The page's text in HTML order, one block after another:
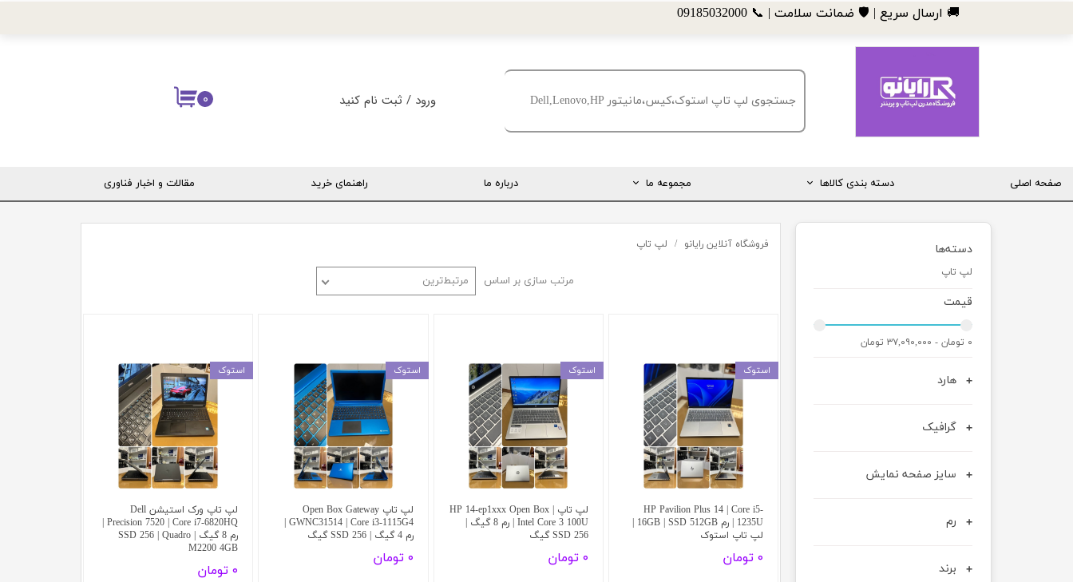
۰ ورود / ثبت نام کنید
صفحه اصلی دسته بندی کالاها
مانیتور
ماشین های اداری (پرینتر، کپی و ...)
مجموعه ما
ارتباط مستقیم با مدیریت
اینستاگرام
درباره ما راهنمای خرید مقالات و اخبار فناوری
​🚚 ارسال سریع | 🛡️ ضمانت سلامت | 📞 09185032000
دسته‌ها
لپ تاپ
قیمت
۰ تومان - ۳۷,۰۹۰,۰۰۰ تومان
هارد
گرافیک
سایز صفحه نمایش
رم
برند
فروشگاه آنلاین رایانو لپ تاپ
مرتب سازی بر اساس مرتبط‌ترین
HP Pavilion Plus 14 | Core i5-
1235U | رم 16GB | SSD 512GB |
لپ تاپ استوک
۰ تومان
استوک
لپ تاپ HP 14-ep1xxx Open Box |
Intel Core 3 100U | رم 8 گیگ |
SSD 256 گیگ
۰ تومان
استوک
لپ تاپ Open Box Gateway
GWNC31514 | Core i3-1115G4 |
رم 4 گیگ | SSD 256 گیگ
۰ تومان
استوک
لپ تاپ ورک استیشن Dell
Precision 7520 | Core i7-6820HQ |
رم 8 گیگ | SSD 256 | Quadro
M2200 4GB
۰ تومان
استوک